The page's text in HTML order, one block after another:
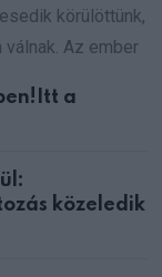
körülöttünk,
Az ember
a
közeledik